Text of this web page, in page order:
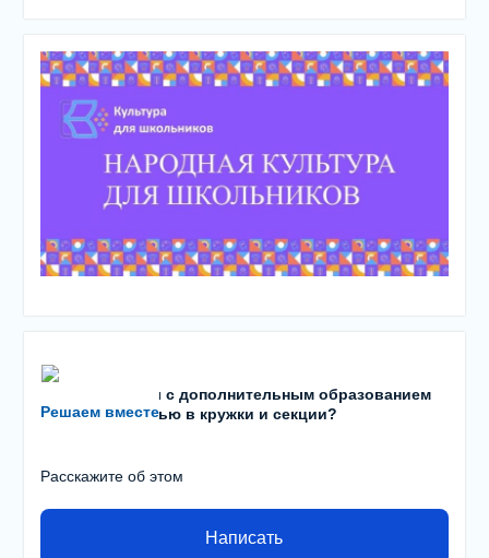
Решаем вместе
Есть проблемы с дополнительным образованием
детей? С записью в кружки и секции?
Расскажите об этом
Написать